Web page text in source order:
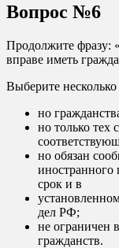
Вопрос №6
Продолжите фразу:
вправе иметь
Выберите несколько
но
но только тех
но обязан
иностранного
срок и в
дел РФ;
не ограничен
гражданств.